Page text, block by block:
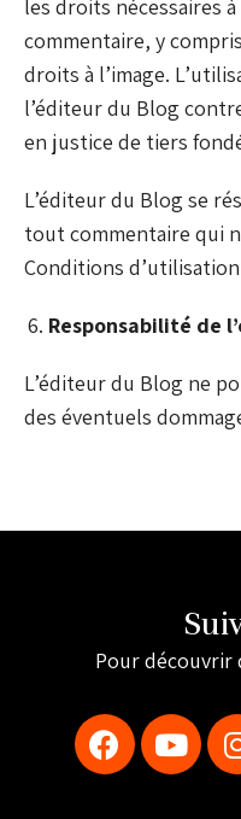
les droits nécessaires
commentaire, y
droits à l’image.
l’éditeur du Blog
en justice de tiers
L’éditeur du Blog se
tout commentaire qui
Conditions
Responsabilité de
L’éditeur du Blog ne
des éventuels
Pour découvrir